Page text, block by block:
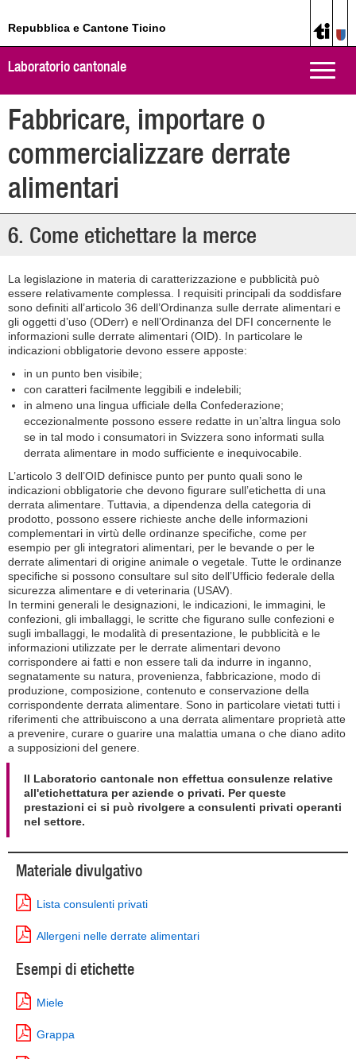
Repubblica e Cantone Ticino
Toggle
Laboratorio cantonale
Fabbricare, importare o
commercializzare derrate
alimentari
6. Come etichettare la merce
La legislazione in materia di caratterizzazione e pubblicità può
essere relativamente complessa. I requisiti principali da soddisfare
sono definiti all’articolo 36 dell’Ordinanza sulle derrate alimentari e
gli oggetti d’uso (ODerr) e nell’Ordinanza del DFI concernente le
informazioni sulle derrate alimentari (OID). In particolare le
indicazioni obbligatorie devono essere apposte:
in un punto ben visibile;
con caratteri facilmente leggibili e indelebili;
in almeno una lingua ufficiale della Confederazione;
eccezionalmente possono essere redatte in un’altra lingua solo
se in tal modo i consumatori in Svizzera sono informati sulla
derrata alimentare in modo sufficiente e inequivocabile.
L’articolo 3 dell’OID definisce punto per punto quali sono le
indicazioni obbligatorie che devono figurare sull’etichetta di una
derrata alimentare. Tuttavia, a dipendenza della categoria di
prodotto, possono essere richieste anche delle informazioni
complementari in virtù delle ordinanze specifiche, come per
esempio per gli integratori alimentari, per le bevande o per le
derrate alimentari di origine animale o vegetale. Tutte le ordinanze
specifiche si possono consultare sul sito dell’Ufficio federale della
sicurezza alimentare e di veterinaria (USAV).
In termini generali le designazioni, le indicazioni, le immagini, le
confezioni, gli imballaggi, le scritte che figurano sulle confezioni e
sugli imballaggi, le modalità di presentazione, le pubblicità e le
informazioni utilizzate per le derrate alimentari devono
corrispondere ai fatti e non essere tali da indurre in inganno,
segnatamente su natura, provenienza, fabbricazione, modo di
produzione, composizione, contenuto e conservazione della
corrispondente derrata alimentare. Sono in particolare vietati tutti i
riferimenti che attribuiscono a una derrata alimentare proprietà atte
a prevenire, curare o guarire una malattia umana o che diano adito
a supposizioni del genere.
Il Laboratorio cantonale non effettua consulenze relative
all'etichettatura per aziende o privati. Per queste
prestazioni ci si può rivolgere a consulenti privati operanti
nel settore.
Materiale divulgativo
Lista consulenti privati
Allergeni nelle derrate alimentari
Esempi di etichette
Miele
Grappa